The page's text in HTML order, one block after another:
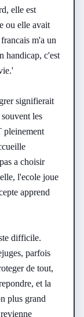
elle est
ou elle avait
m'a un
handicap, c'est
signifierait
les
pleinement
a choisir
l'ecole joue
apprend
difficile.
parfois
de tout,
et la
plus grand